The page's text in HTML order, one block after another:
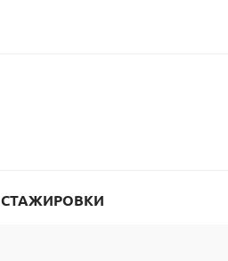
СТАЖИРОВКИ